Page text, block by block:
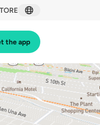
the app